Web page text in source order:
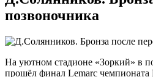
позвоночника
На уютном стадионе «Зоркий» в
прошёл финал Lemarс чемпионата